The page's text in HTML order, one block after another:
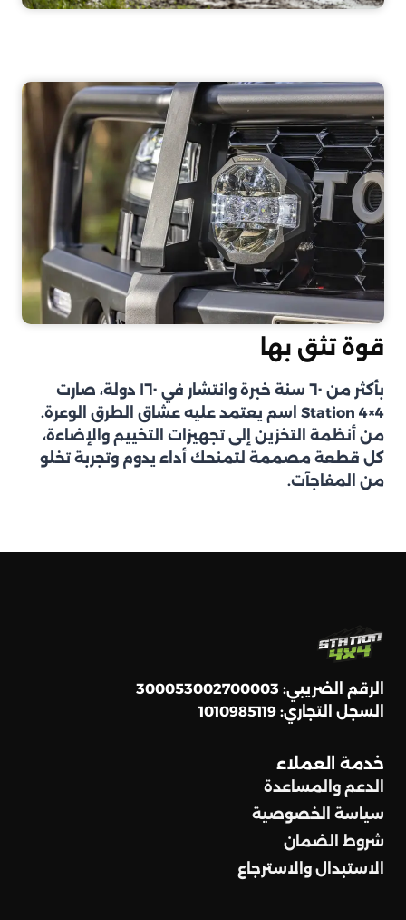
قوة تثق بها
بأكثر من ٦٠ سنة خبرة وانتشار في ١٦٠ دولة، صارت
Station 4×4 اسم يعتمد عليه عشاق الطرق الوعرة.
من أنظمة التخزين إلى تجهيزات التخييم والإضاءة،
كل قطعة مصممة لتمنحك أداء يدوم وتجربة تخلو
من المفاجآت.
الرقم الضريبي: 300053002700003
السجل التجاري: 1010985119
خدمة العملاء
الدعم والمساعدة
سياسة الخصوصية
شروط الضمان
الاستبدال والاسترجاع